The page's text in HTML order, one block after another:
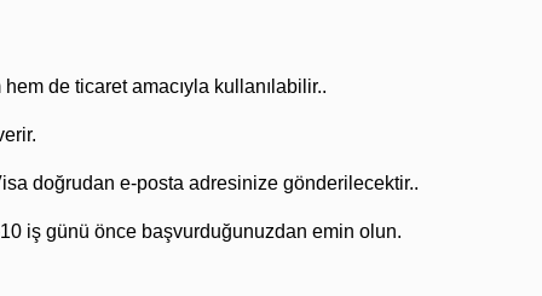
de ticaret amacıyla kullanılabilir..
doğrudan e-posta adresinize gönderilecektir..
iş günü önce başvurduğunuzdan emin olun.